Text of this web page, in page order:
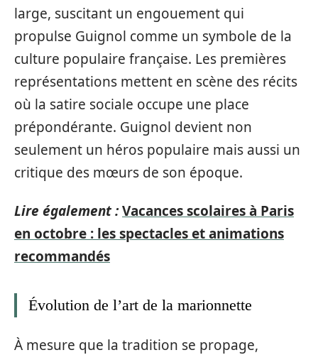
large, suscitant un engouement qui
propulse Guignol comme un symbole de la
culture populaire française. Les premières
représentations mettent en scène des récits
où la satire sociale occupe une place
prépondérante. Guignol devient non
seulement un héros populaire mais aussi un
critique des mœurs de son époque.
Lire également :Vacances scolaires à Paris
en octobre : les spectacles et animations
recommandés
Évolution de l’art de la marionnette
À mesure que la tradition se propage,